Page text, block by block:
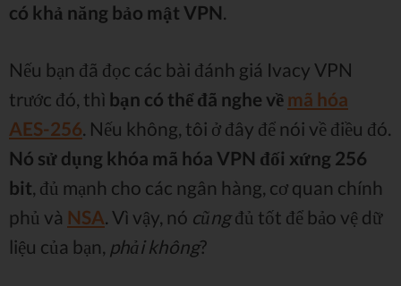
có khả năng bảo mật VPN.
Nếu bạn đã đọc các bài đánh giá Ivacy VPN
trước đó, thì bạn có thể đã nghe về mã hóa
AES-256. Nếu không, tôi ở đây để nói về điều đó.
Nó sử dụng khóa mã hóa VPN đối xứng 256
bit, đủ mạnh cho các ngân hàng, cơ quan chính
phủ và NSA. Vì vậy, nó cũngđủ tốt để bảo vệ dữ
liệu của bạn, phải không?